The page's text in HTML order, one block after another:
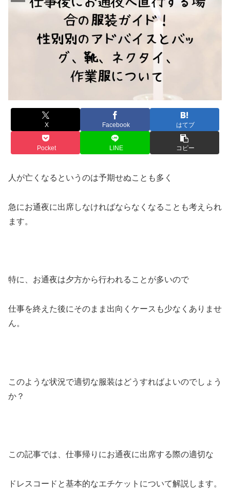
X Facebook はてブ
Pocket LINE コピー
人が亡くなるというのは予期せぬことも多く
急にお通夜に出席しなければならなくなることも考えられ
ます。
特に、お通夜は夕方から行われることが多いので
仕事を終えた後にそのまま出向くケースも少なくありませ
ん。
このような状況で適切な服装はどうすればよいのでしょう
か？
この記事では、仕事帰りにお通夜に出席する際の適切な
ドレスコードと基本的なエチケットについて解説します。